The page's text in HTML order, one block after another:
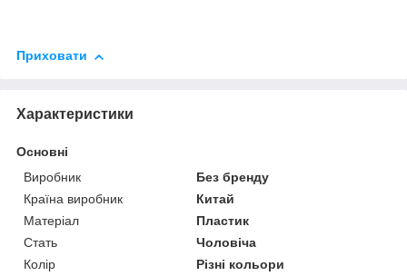
Приховати
Характеристики
Основні
Виробник
Без бренду
Країна виробник
Китай
Матеріал
Пластик
Стать
Чоловіча
Колір
Різні кольори